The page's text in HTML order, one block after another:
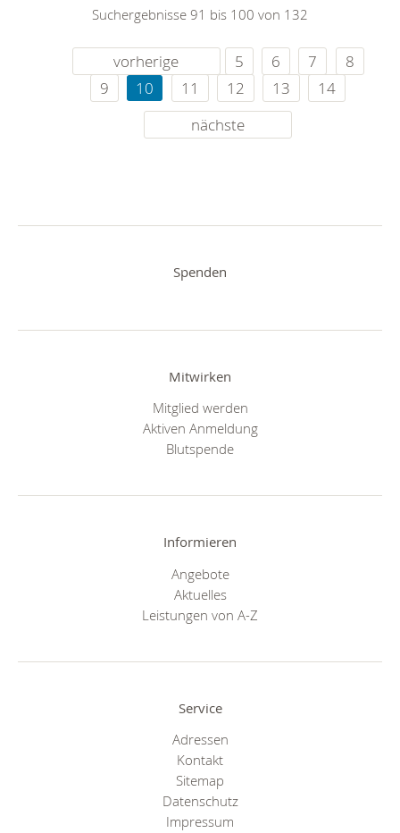
Suchergebnisse 91 bis 100 von 132
vorherige 5 6 7
8
9
10 11 12 13
14
nächste
Spenden
Mitwirken
Mitglied werden
Aktiven Anmeldung
Blutspende
Informieren
Angebote
Aktuelles
Leistungen von A-Z
Service
Adressen
Kontakt
Sitemap
Datenschutz
Impressum